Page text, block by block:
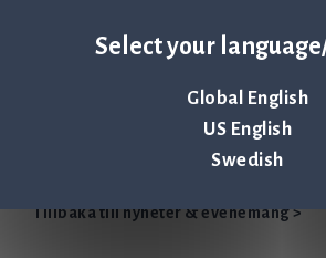
Select your
Global English
US English
Swedish
Informationen lämnades, genom
Qlinea Årsredovisning 2020
Tillbaka till nyheter & evenemang >